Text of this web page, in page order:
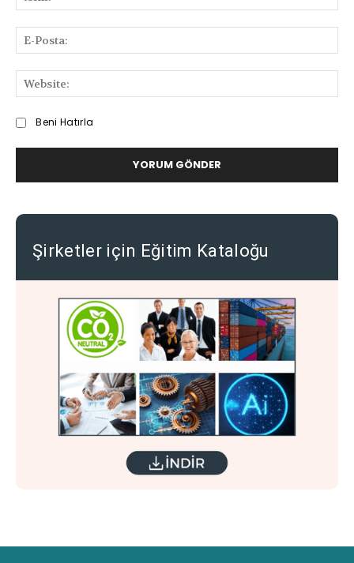
Deneyimlerinizi
Beni Hatırla
Şirketler için Eğitim Kataloğu